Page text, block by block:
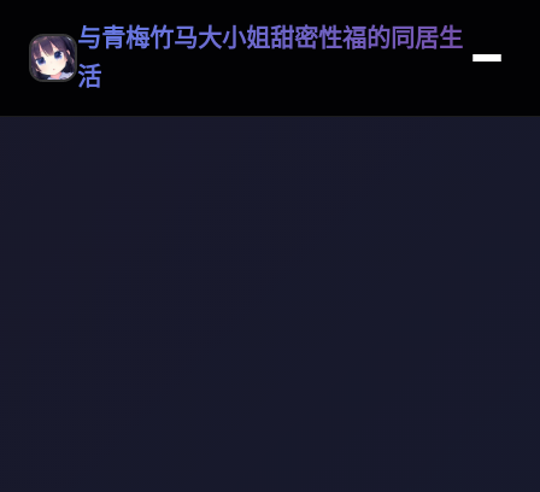
与青梅竹马大小姐甜密性福的同居生
活